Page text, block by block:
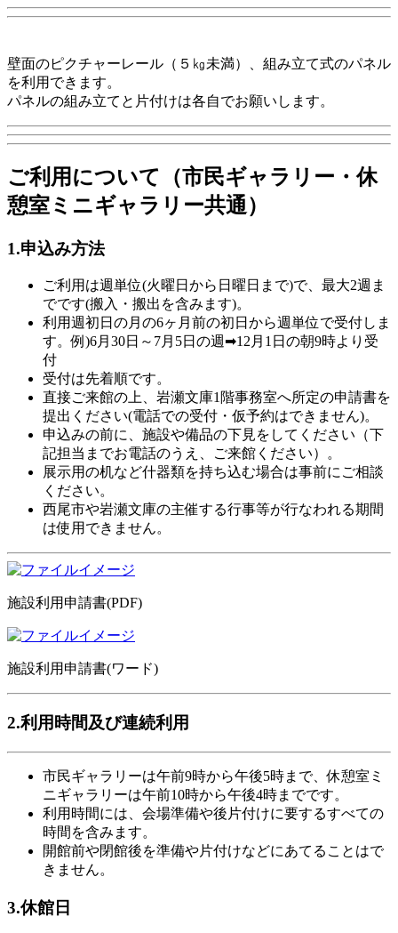
壁面のピクチャーレール（５㎏未満）、組み立て式のパネル
を利用できます。
パネルの組み立てと片付けは各自でお願いします。
ご利用について（市民ギャラリー・休
憩室ミニギャラリー共通）
1.申込み方法
ご利用は週単位(火曜日から日曜日まで)で、最大2週ま
でです(搬入・搬出を含みます)。
利用週初日の月の6ヶ月前の初日から週単位で受付しま
す。例)6月30日～7月5日の週➡12月1日の朝9時より受
付
受付は先着順です。
直接ご来館の上、岩瀬文庫1階事務室へ所定の申請書を
提出ください(電話での受付・仮予約はできません)。
申込みの前に、施設や備品の下見をしてください（下
記担当までお電話のうえ、ご来館ください）。
展示用の机など什器類を持ち込む場合は事前にご相談
ください。
西尾市や岩瀬文庫の主催する行事等が行なわれる期間
は使用できません。
施設利用申請書(PDF)
施設利用申請書(ワード)
2.利用時間及び連続利用
市民ギャラリーは午前9時から午後5時まで、休憩室ミ
ニギャラリーは午前10時から午後4時までです。
利用時間には、会場準備や後片付けに要するすべての
時間を含みます。
開館前や閉館後を準備や片付けなどにあてることはで
きません。
3.休館日